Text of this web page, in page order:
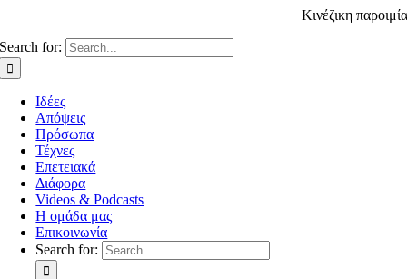
Κινέζικη παροιμία
Search for:
Ιδέες
Απόψεις
Πρόσωπα
Τέχνες
Επετειακά
Διάφορα
Videos & Podcasts
Η ομάδα μας
Επικοινωνία
Search for: